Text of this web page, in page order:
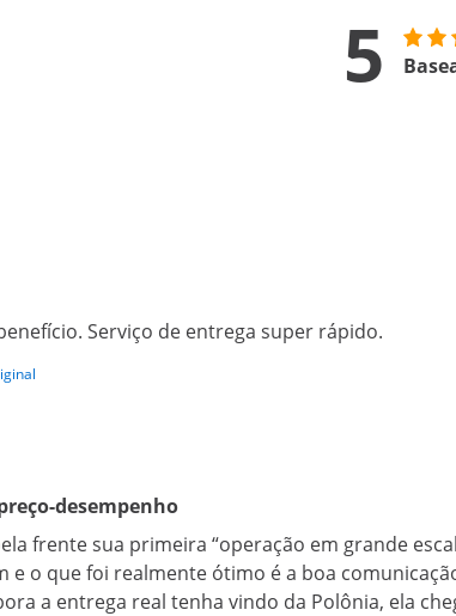
5
Serviço de entrega super rápido.
desempenho
frente sua primeira “operação em grande
e o que foi realmente ótimo é a boa
a entrega real tenha vindo da Polônia, ela